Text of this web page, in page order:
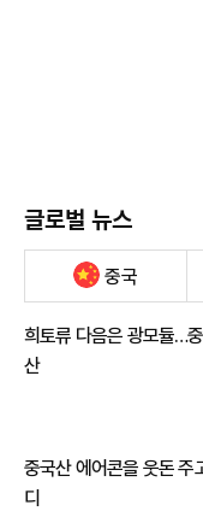
글로벌 뉴스
중국
희토류 다음은 광모듈…
산
중국산 에어콘을 웃돈 주
디